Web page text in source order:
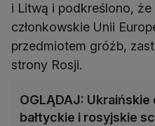
i Litwą i podkreślono,
członkowskie Unii
przedmiotem gróźb,
strony Rosji.
OGLĄDAJ:
bałtyckie i rosyjskie